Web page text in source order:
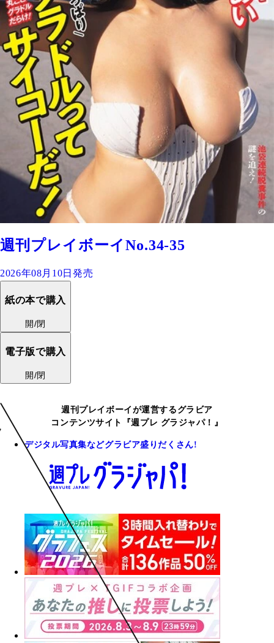
週刊プレイボーイNo.34-35
2026年08月10日発売
紙の本で購入
開/閉
電子版で購入
開/閉
週刊プレイボーイが運営するグラビア
コンテンツサイト『週プレ グラジャパ！』
デジタル写真集などグラビア盛りだくさん!